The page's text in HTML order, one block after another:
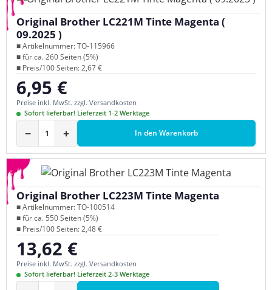
Original Brother LC221M Tinte Magenta (
09.2025 )
■ Artikelnummer: TO-115966
■ für ca. 260 Seiten (5%)
■ Preis/100 Seiten: 2,67 €
Regulärer Preis:
6,95 €
Preise inkl. MwSt. zzgl. Versandkosten
Sofort lieferbar! Lieferzeit 1-2 Werktage
− + In den Warenkorb
Original Brother LC223M Tinte Magenta
■ Artikelnummer: TO-100514
■ für ca. 550 Seiten (5%)
■ Preis/100 Seiten: 2,48 €
Regulärer Preis:
13,62 €
Preise inkl. MwSt. zzgl. Versandkosten
Sofort lieferbar! Lieferzeit 2-3 Werktage